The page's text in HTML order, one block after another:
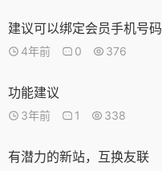
建议可以绑定会员手机号码
4年前 0 376
功能建议
3年前 1 338
有潜力的新站，互换友联